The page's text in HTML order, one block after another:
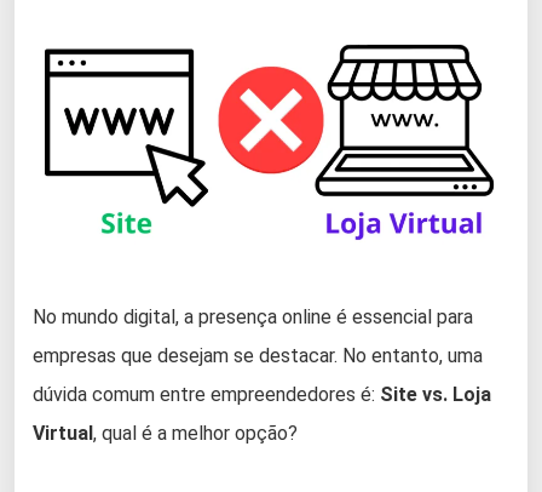
No mundo digital, a presença online é essencial para
empresas que desejam se destacar. No entanto, uma
dúvida comum entre empreendedores é: Site vs. Loja
Virtual, qual é a melhor opção?